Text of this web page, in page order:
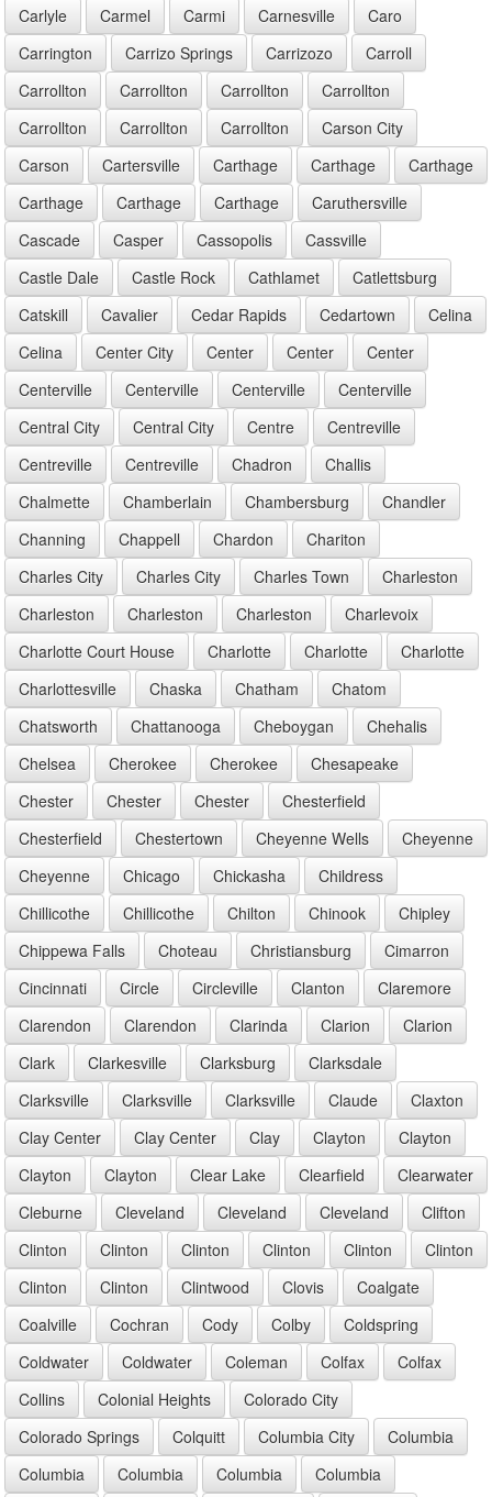
Carlyle Carmel Carmi Carnesville
Caro
Carrington
Carrizo Springs Carrizozo
Carroll
Carrollton
Carrollton Carrollton
Carrollton
Carrollton
Carrollton Carrollton
Carson City
Carson
Cartersville Carthage Carthage
Carthage
Carthage
Carthage Carthage
Caruthersville
Cascade
Casper Cassopolis
Cassville
Castle Dale
Castle Rock Cathlamet
Catlettsburg
Catskill
Cavalier Cedar Rapids Cedartown
Celina
Celina
Center City Center Center
Center
Centerville
Centerville Centerville
Centerville
Central City
Central City Centre
Centreville
Centreville
Centreville Chadron
Challis
Chalmette
Chamberlain Chambersburg
Chandler
Channing
Chappell Chardon
Chariton
Charles City
Charles City Charles Town
Charleston
Charleston
Charleston Charleston
Charlevoix
Charlotte Court House
Charlotte Charlotte
Charlotte
Charlottesville
Chaska Chatham
Chatom
Chatsworth
Chattanooga Cheboygan
Chehalis
Chelsea
Cherokee Cherokee
Chesapeake
Chester
Chester Chester
Chesterfield
Chesterfield
Chestertown Cheyenne Wells
Cheyenne
Cheyenne
Chicago Chickasha
Childress
Chillicothe
Chillicothe Chilton Chinook
Chipley
Chippewa Falls
Choteau Christiansburg
Cimarron
Cincinnati
Circle Circleville Clanton
Claremore
Clarendon
Clarendon Clarinda Clarion
Clarion
Clark
Clarkesville Clarksburg
Clarksdale
Clarksville
Clarksville Clarksville Claude
Claxton
Clay Center
Clay Center Clay Clayton
Clayton
Clayton
Clayton Clear Lake Clearfield
Clearwater
Cleburne
Cleveland Cleveland Cleveland
Clifton
Clinton
Clinton Clinton Clinton Clinton
Clinton
Clinton
Clinton Clintwood Clovis
Coalgate
Coalville
Cochran Cody Colby
Coldspring
Coldwater
Coldwater Coleman Colfax
Colfax
Collins
Colonial Heights
Colorado City
Colorado Springs
Colquitt Columbia City
Columbia
Columbia
Columbia Columbia
Columbia